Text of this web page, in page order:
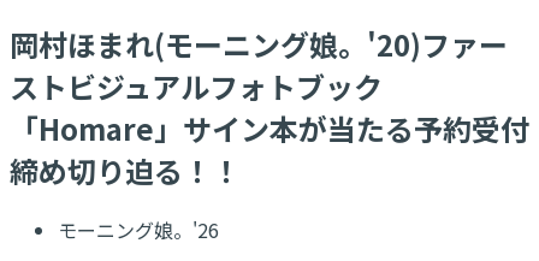
岡村ほまれ(モーニング娘。'20)ファー
ストビジュアルフォトブック
「Homare」サイン本が当たる予約受付
締め切り迫る！！
モーニング娘。'26